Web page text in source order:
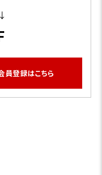
員登録はこちら